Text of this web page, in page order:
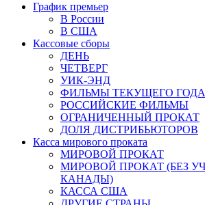
График премьер
В России
В США
Кассовые сборы
ДЕНЬ
ЧЕТВЕРГ
УИК-ЭНД
ФИЛЬМЫ ТЕКУЩЕГО ГОДА
РОССИЙСКИЕ ФИЛЬМЫ
ОГРАНИЧЕННЫЙ ПРОКАТ
ДОЛЯ ДИСТРИБЬЮТОРОВ
Касса мирового проката
МИРОВОЙ ПРОКАТ
МИРОВОЙ ПРОКАТ (БЕЗ
КАНАДЫ)
КАССА США